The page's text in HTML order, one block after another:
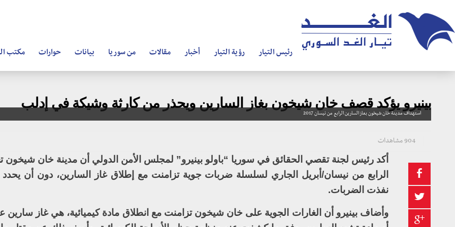
رئيس التيار رؤية التيار أخبار مقالات من سوريا بيانات حوارات مكتب
بينيرو يؤكد قصف خان شيخون بغاز السارين ويحذر من كارثة وشيكة في إدلب
استهداف مدينة خان شيخون بغاز السارين الرابع من نيسان 2017
904 مشاهدات
أكد رئيس لجنة تقصي الحقائق في سوريا “باولو بينيرو” لمجلس الأمن الدولي أن مدينة خان
الرابع من نيسان/أبريل الجاري لسلسلة ضربات جوية تزامنت مع إطلاق غاز السارين، دون أن يحدد
نفذت الضربات.
وأضاف بينيرو أن الغارات الجوية على خان شيخون تزامنت مع انطلاق مادة كيميائية، هي غاز سارين